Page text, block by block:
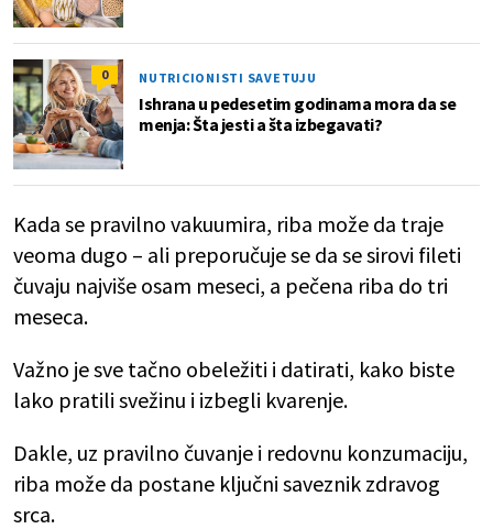
0 NUTRICIONISTI SAVETUJU
Ishrana u pedesetim godinama mora da se
menja: Šta jesti a šta izbegavati?
Kada se pravilno vakuumira, riba može da traje
veoma dugo – ali preporučuje se da se sirovi fileti
čuvaju najviše osam meseci, a pečena riba do tri
meseca.
Važno je sve tačno obeležiti i datirati, kako biste
lako pratili svežinu i izbegli kvarenje.
Dakle, uz pravilno čuvanje i redovnu konzumaciju,
riba može da postane ključni saveznik zdravog
srca.